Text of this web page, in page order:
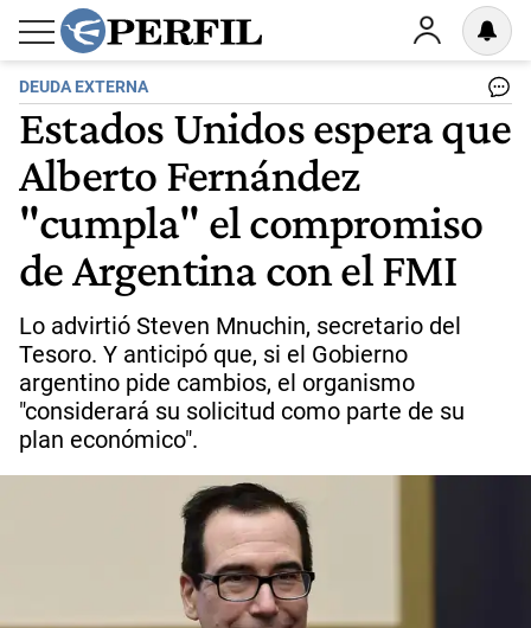
DEUDA EXTERNA
Estados Unidos espera que
Alberto Fernández
"cumpla" el compromiso
de Argentina con el FMI
Lo advirtió Steven Mnuchin, secretario del
Tesoro. Y anticipó que, si el Gobierno
argentino pide cambios, el organismo
"considerará su solicitud como parte de su
plan económico".